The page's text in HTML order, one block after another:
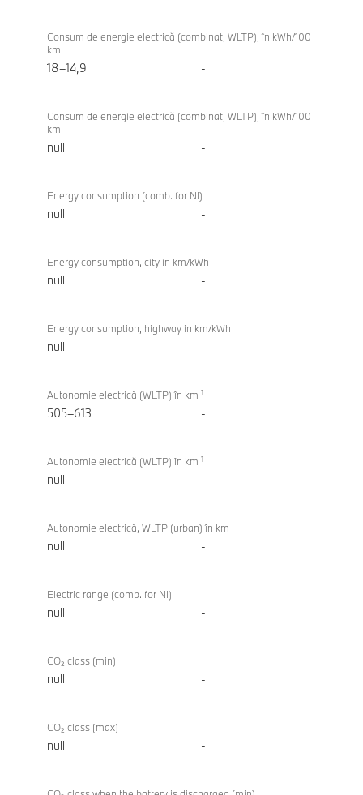
Consum de energie electrică (combinat, WLTP), în kWh/100
km
18–14,9 -
Consum de energie electrică (combinat, WLTP), în kWh/100
km
null -
Energy consumption (comb. for NI)
null -
Energy consumption, city in km/kWh
null -
Energy consumption, highway in km/kWh
null -
Autonomie electrică (WLTP) în km 1
505–613 -
Autonomie electrică (WLTP) în km 1
null -
Autonomie electrică, WLTP (urban) în km
null -
Electric range (comb. for NI)
null -
CO₂ class (min)
null -
CO₂ class (max)
null -